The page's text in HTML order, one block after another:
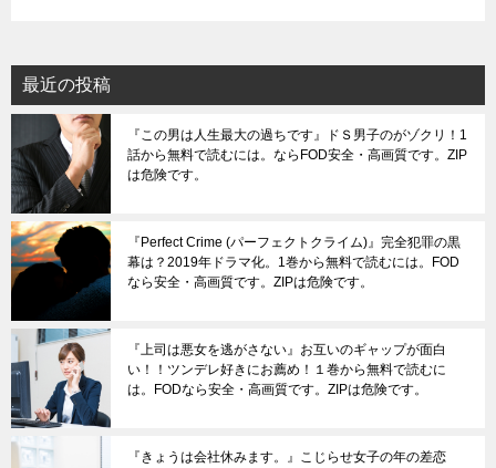
最近の投稿
『この男は人生最大の過ちです』ドＳ男子のがゾクリ！1
話から無料で読むには。ならFOD安全・高画質です。ZIP
は危険です。
『Perfect Crime (パーフェクトクライム)』完全犯罪の黒
幕は？2019年ドラマ化。1巻から無料で読むには。FOD
なら安全・高画質です。ZIPは危険です。
『上司は悪女を逃がさない』お互いのギャップが面白
い！！ツンデレ好きにお薦め！１巻から無料で読むに
は。FODなら安全・高画質です。ZIPは危険です。
『きょうは会社休みます。』こじらせ女子の年の差恋